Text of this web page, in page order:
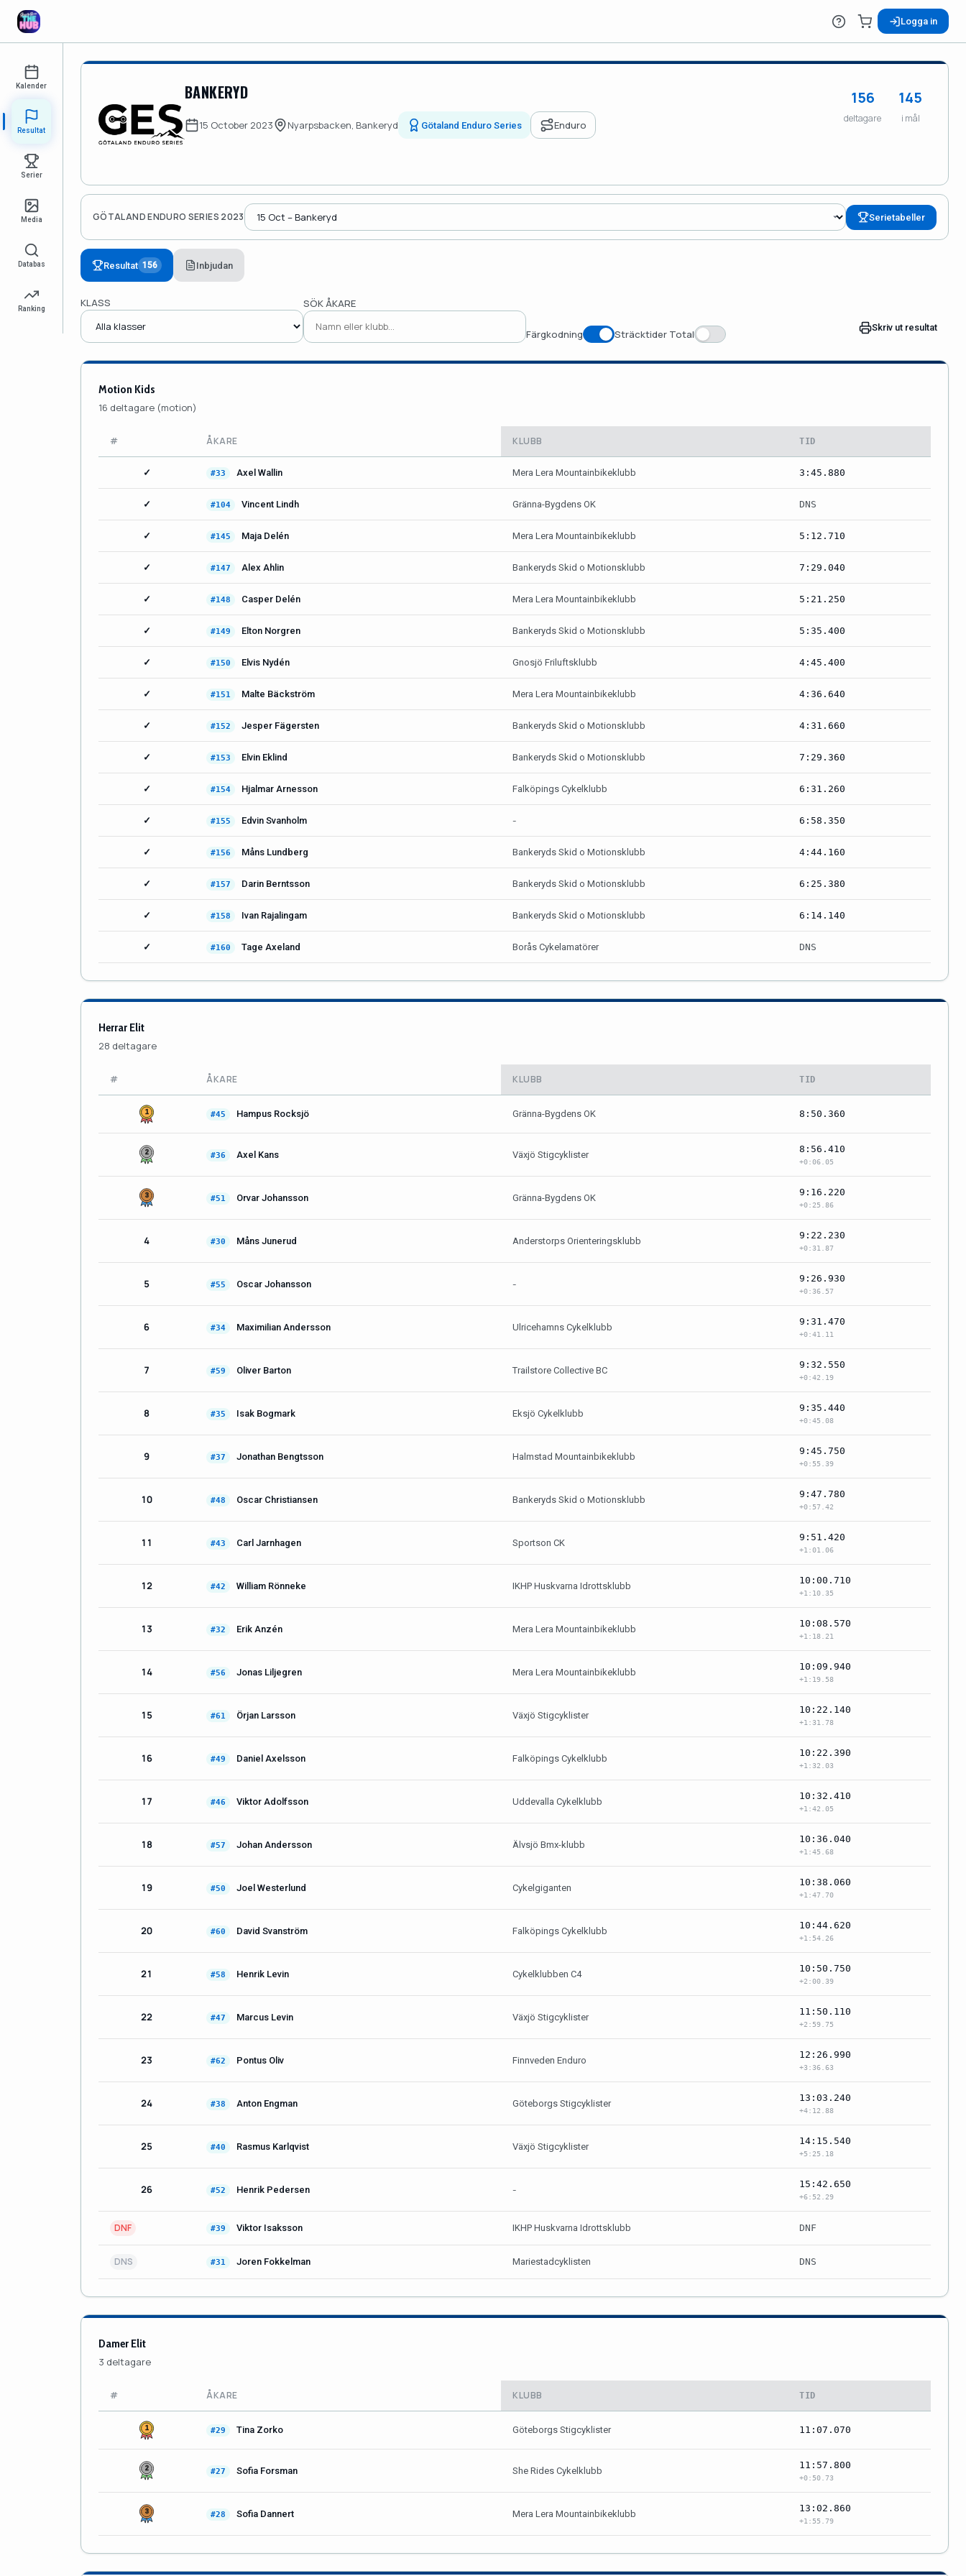
Logga in
Kalender
Resultat
Serier
Media
Databas
Ranking
BANKERYD
15 October 2023 Nyarpsbacken, Bankeryd Götaland Enduro Series Enduro
156
deltagare
145
i mål
GÖTALAND ENDURO SERIES 2023 Serietabeller
Resultat 156 Inbjudan
KLASS SÖK ÅKARE
Färgkodning Sträcktider Total Skriv ut resultat
Motion Kids
16 deltagare (motion)
# ÅKARE KLUBB TID
✓ #33 Axel Wallin Mera Lera Mountainbikeklubb 3:45.880
✓ #104 Vincent Lindh Gränna-Bygdens OK DNS
✓ #145 Maja Delén Mera Lera Mountainbikeklubb 5:12.710
✓ #147 Alex Ahlin Bankeryds Skid o Motionsklubb 7:29.040
✓ #148 Casper Delén Mera Lera Mountainbikeklubb 5:21.250
✓ #149 Elton Norgren Bankeryds Skid o Motionsklubb 5:35.400
✓ #150 Elvis Nydén Gnosjö Friluftsklubb 4:45.400
✓ #151 Malte Bäckström Mera Lera Mountainbikeklubb 4:36.640
✓ #152 Jesper Fägersten Bankeryds Skid o Motionsklubb 4:31.660
✓ #153 Elvin Eklind Bankeryds Skid o Motionsklubb 7:29.360
✓ #154 Hjalmar Arnesson Falköpings Cykelklubb 6:31.260
✓ #155 Edvin Svanholm - 6:58.350
✓ #156 Måns Lundberg Bankeryds Skid o Motionsklubb 4:44.160
✓ #157 Darin Berntsson Bankeryds Skid o Motionsklubb 6:25.380
✓ #158 Ivan Rajalingam Bankeryds Skid o Motionsklubb 6:14.140
✓ #160 Tage Axeland Borås Cykelamatörer DNS
Herrar Elit
28 deltagare
# ÅKARE KLUBB TID
#45 Hampus Rocksjö Gränna-Bygdens OK 8:50.360
#36 Axel Kans Växjö Stigcyklister
8:56.410
+0:06.05
#51 Orvar Johansson Gränna-Bygdens OK
9:16.220
+0:25.86
4 #30 Måns Junerud Anderstorps Orienteringsklubb
9:22.230
+0:31.87
5 #55 Oscar Johansson - 9:26.930
+0:36.57
6 #34 Maximilian Andersson Ulricehamns Cykelklubb
9:31.470
+0:41.11
7 #59 Oliver Barton Trailstore Collective BC
9:32.550
+0:42.19
8 #35 Isak Bogmark Eksjö Cykelklubb
9:35.440
+0:45.08
9 #37 Jonathan Bengtsson Halmstad Mountainbikeklubb
9:45.750
+0:55.39
10 #48 Oscar Christiansen Bankeryds Skid o Motionsklubb
9:47.780
+0:57.42
11 #43 Carl Jarnhagen Sportson CK
9:51.420
+1:01.06
12 #42 William Rönneke IKHP Huskvarna Idrottsklubb
10:00.710
+1:10.35
13 #32 Erik Anzén Mera Lera Mountainbikeklubb
10:08.570
+1:18.21
14 #56 Jonas Liljegren Mera Lera Mountainbikeklubb
10:09.940
+1:19.58
15 #61 Örjan Larsson Växjö Stigcyklister
10:22.140
+1:31.78
16 #49 Daniel Axelsson Falköpings Cykelklubb
10:22.390
+1:32.03
17 #46 Viktor Adolfsson Uddevalla Cykelklubb
10:32.410
+1:42.05
18 #57 Johan Andersson Älvsjö Bmx-klubb
10:36.040
+1:45.68
19 #50 Joel Westerlund Cykelgiganten
10:38.060
+1:47.70
20 #60 David Svanström Falköpings Cykelklubb
10:44.620
+1:54.26
21 #58 Henrik Levin Cykelklubben C4
10:50.750
+2:00.39
22 #47 Marcus Levin Växjö Stigcyklister
11:50.110
+2:59.75
23 #62 Pontus Oliv Finnveden Enduro
12:26.990
+3:36.63
24 #38 Anton Engman Göteborgs Stigcyklister
13:03.240
+4:12.88
25 #40 Rasmus Karlqvist Växjö Stigcyklister
14:15.540
+5:25.18
26 #52 Henrik Pedersen - 15:42.650
+6:52.29
DNF #39 Viktor Isaksson IKHP Huskvarna Idrottsklubb DNF
DNS #31 Joren Fokkelman Mariestadcyklisten DNS
Damer Elit
3 deltagare
# ÅKARE KLUBB TID
#29 Tina Zorko Göteborgs Stigcyklister 11:07.070
#27 Sofia Forsman She Rides Cykelklubb
11:57.800
+0:50.73
#28 Sofia Dannert Mera Lera Mountainbikeklubb
13:02.860
+1:55.79